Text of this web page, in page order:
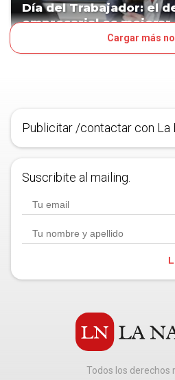
Día del Trabajador: el
empresarial es mejorar
Cargar más
Publicitar /contactar con La
Suscribite al mailing.
Todos los derechos